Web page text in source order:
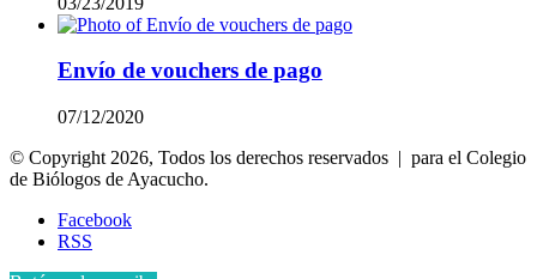
Envío de vouchers de pago
07/12/2020
© Copyright 2026, Todos los derechos reservados | para el Colegio
de Biólogos de Ayacucho.
Facebook
RSS